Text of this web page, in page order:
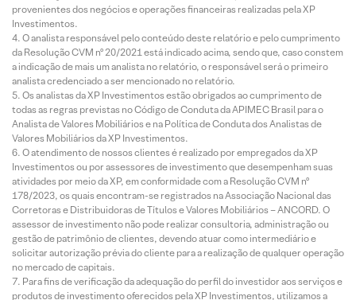
provenientes dos negócios e operações financeiras realizadas pela XP
Investimentos.
O analista responsável pelo conteúdo deste relatório e pelo cumprimento
da Resolução CVM nº 20/2021 está indicado acima, sendo que, caso constem
a indicação de mais um analista no relatório, o responsável será o primeiro
analista credenciado a ser mencionado no relatório.
Os analistas da XP Investimentos estão obrigados ao cumprimento de
todas as regras previstas no Código de Conduta da APIMEC Brasil para o
Analista de Valores Mobiliários e na Política de Conduta dos Analistas de
Valores Mobiliários da XP Investimentos.
O atendimento de nossos clientes é realizado por empregados da XP
Investimentos ou por assessores de investimento que desempenham suas
atividades por meio da XP, em conformidade com a Resolução CVM nº
178/2023, os quais encontram-se registrados na Associação Nacional das
Corretoras e Distribuidoras de Títulos e Valores Mobiliários – ANCORD. O
assessor de investimento não pode realizar consultoria, administração ou
gestão de patrimônio de clientes, devendo atuar como intermediário e
solicitar autorização prévia do cliente para a realização de qualquer operação
no mercado de capitais.
Para fins de verificação da adequação do perfil do investidor aos serviços e
produtos de investimento oferecidos pela XP Investimentos, utilizamos a